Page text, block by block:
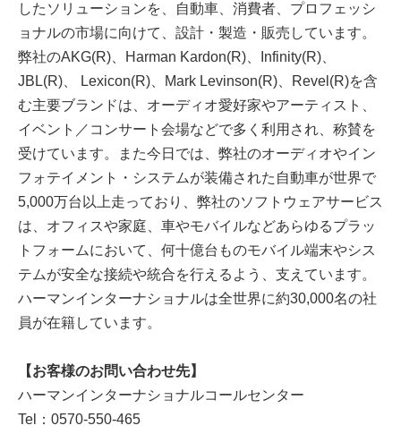
したソリューションを、自動車、消費者、プロフェッシ
ョナルの市場に向けて、設計・製造・販売しています。
弊社のAKG(R)、Harman Kardon(R)、Infinity(R)、
JBL(R)、 Lexicon(R)、Mark Levinson(R)、Revel(R)を含
む主要ブランドは、オーディオ愛好家やアーティスト、
イベント／コンサート会場などで多く利用され、称賛を
受けています。また今日では、弊社のオーディオやイン
フォテイメント・システムが装備された自動車が世界で
5,000万台以上走っており、弊社のソフトウェアサービス
は、オフィスや家庭、車やモバイルなどあらゆるプラッ
トフォームにおいて、何十億台ものモバイル端末やシス
テムが安全な接続や統合を行えるよう、支えています。
ハーマンインターナショナルは全世界に約30,000名の社
員が在籍しています。
【お客様のお問い合わせ先】
ハーマンインターナショナルコールセンター
Tel：0570-550-465